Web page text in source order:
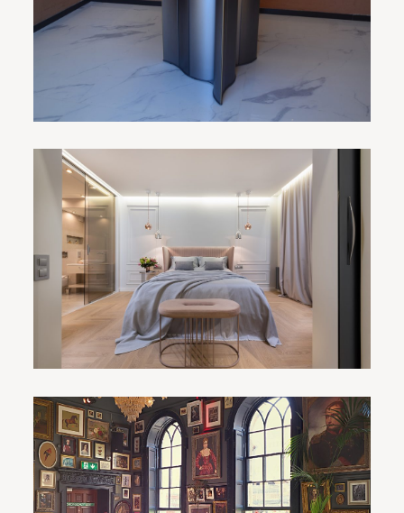
1、看看绿色——青春、和平、朝气。轻松舒爽、赏心悦目
床选什么材质的好
1、实木床 整床由实木拼接而成的实木床具有诸多优点，
[…]
家具保养知识